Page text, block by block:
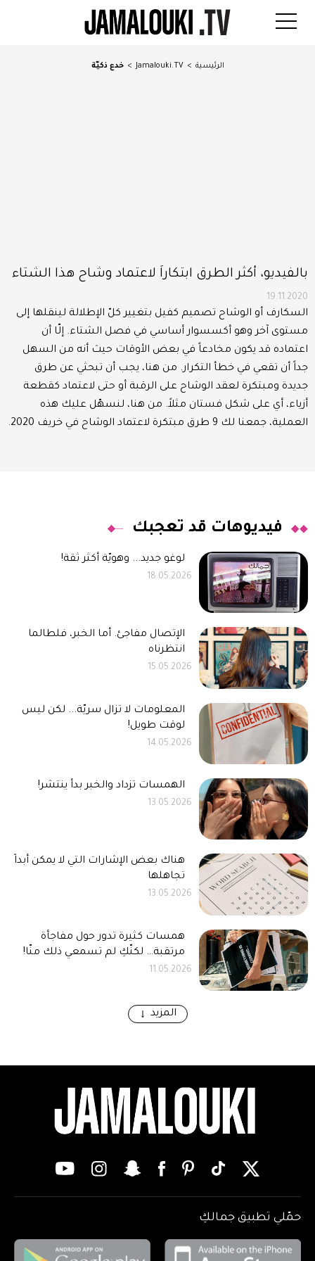
الرئيسية >
Jamalouki.TV
> خدع ذكيّة
بالفيديو، أكثر الطرق ابتكاراَ لاعتماد وشاح هذا الشتاء
19.11.2020
السكارف أو الوشاح تصميم كفيل بتغيير كلّ الإطلالة لينقلها إلى
مستوى آخر وهو أكسسوار أساسي في فصل الشتاء. إلّا أن
اعتماده قد يكون مخادعاً في بعض الأوقات حيث أنه من السهل
جداً أن تقعي في خطأ التكرار. من هنا، يجب أن تبحثي عن طرق
جديدة ومبتكرة لعقد الوشاح على الرقبة أو حتى لاعتماد كقطعة
أزياء، أي على شكل فستان مثلاً. من هنا، لنسهّل عليك هذه
العملية، جمعنا لك 9 طرق مبتكرة لاعتماد الوشاح في خريف 2020.
فيديوهات قد تعجبك
لوغو جديد... وهويّة أكثر ثقة!
18.05.2026
الإتصال مفاجئ. أما الخبر، فلطالما
انتظرناه
15.05.2026
المعلومات لا تزال سريّة... لكن ليس
لوقت طويل!
14.05.2026
الهمسات تزداد والخبر بدأ ينتشر!
13.05.2026
هناك بعض الإشارات التي لا يمكن أبداً
تجاهلها
13.05.2026
همسات كثيرة تدور حول مفاجأة
مرتقبة… لكنّكِ لم تسمعي ذلك منّا!
11.05.2026
المزيد
حمّلي تطبيق جمالكِ